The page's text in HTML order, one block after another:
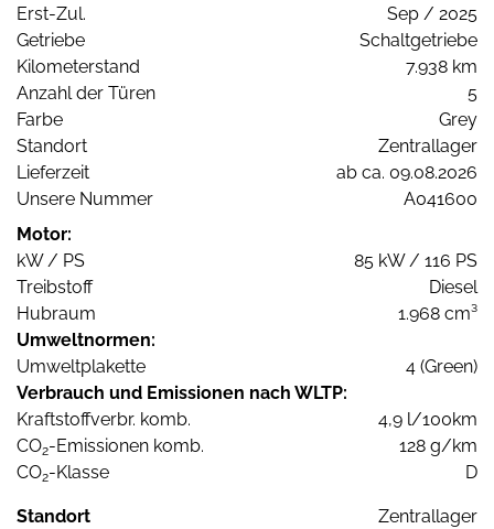
Erst-Zul.
Sep / 2025
Getriebe
Schaltgetriebe
Kilometerstand
7.938 km
Anzahl der Türen
5
Farbe
Grey
Standort
Zentrallager
Lieferzeit
ab ca. 09.08.2026
Unsere Nummer
A041600
Motor:
kW / PS
85 kW / 116 PS
Treibstoff
Diesel
Hubraum
1.968 cm³
Umweltnormen:
Umweltplakette
4 (Green)
Verbrauch und Emissionen nach WLTP:
Kraftstoffverbr. komb.
4,9 l/100km
CO2-Emissionen komb.
128 g/km
CO2-Klasse D
Standort Zentrallager